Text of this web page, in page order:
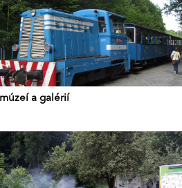
a galérií